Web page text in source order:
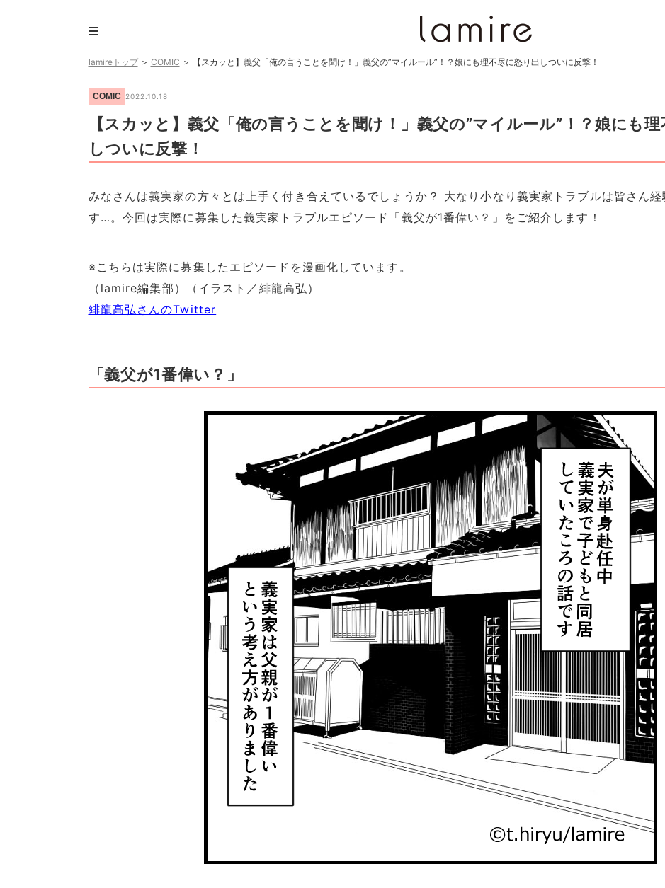
lamireトップ＞ COMIC ＞ 【スカッと】義父「俺の言うことを聞け！」義父の”マイルール”！？娘にも理不尽に怒り出しついに反撃！
COMIC 2022.10.18
【スカッと】義父「俺の言うことを聞け！」義父の”マイルール”！？娘にも
しついに反撃！
みなさんは義実家の方々とは上手く付き合えているでしょうか？ 大なり小なり義実家トラブルは皆さん
す…。今回は実際に募集した義実家トラブルエピソード「義父が1番偉い？」をご紹介します！
※こちらは実際に募集したエピソードを漫画化しています。
（lamire編集部）（イラスト／緋龍高弘）
緋龍高弘さんのTwitter
「義父が1番偉い？」